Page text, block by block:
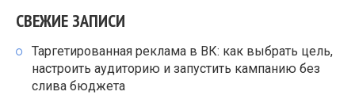
СВЕЖИЕ ЗАПИСИ
Таргетированная реклама в ВК: как выбрать цель,
настроить аудиторию и запустить кампанию без
слива бюджета